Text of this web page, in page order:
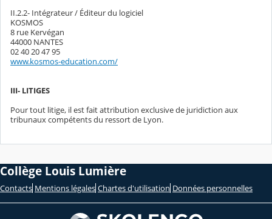
II.2.2- Intégrateur / Éditeur du logiciel
KOSMOS
8 rue Kervégan
44000 NANTES
02 40 20 47 95
www.kosmos-education.com/
III- LITIGES
Pour tout litige, il est fait attribution exclusive de juridiction aux
tribunaux compétents du ressort de Lyon.
Collège Louis Lumière
Contacts Mentions légales Chartes d'utilisation Données personnelles